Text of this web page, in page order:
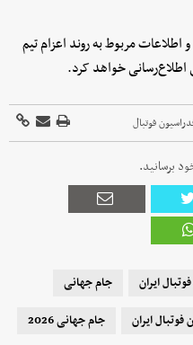
اطلاعات مربوط به روند اعزام تیم
اطلاع‌رسانی خواهد کرد.
فوتبال
برسانید.
ایران
جام جهانی
فوتبال ایران
جام جهانی 2026